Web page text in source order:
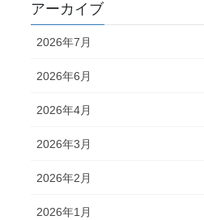
アーカイブ
2026年7月
2026年6月
2026年4月
2026年3月
2026年2月
2026年1月